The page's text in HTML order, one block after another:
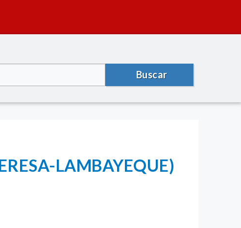
Buscar
LAMBAYEQUE)